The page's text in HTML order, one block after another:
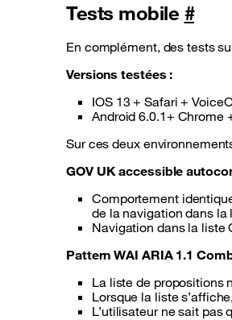
Tests mobile #
En complément, des tests
Versions testées :
IOS 13 + Safari +
Android 6.0.1+ Chrome
Sur ces deux
GOV UKaccessible
Comportement
de la navigation dans la
Navigation dans la liste
Pattern WAI ARIA 1.1
La liste de propositions
Lorsque la liste
L’utilisateur ne sait pas